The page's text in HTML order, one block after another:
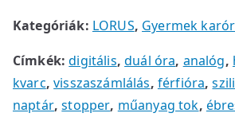
Kategóriák: LORUS, Gyermek
Címkék:digitális,duál óra, analóg,
kvarc,visszaszámlálás, férfióra,
naptár,stopper, műanyag tok,